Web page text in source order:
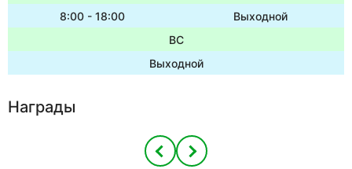
8:00 - 18:00
Выходной
ВС
Выходной
Награды